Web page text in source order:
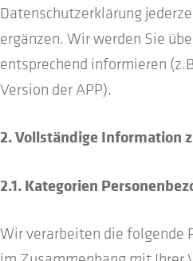
Datenschutzerklärung
ergänzen. Wir werden Sie
entsprechend informieren
Version der APP).
2. Vollständige Information
2.1. Kategorien
Wir verarbeiten die folgende